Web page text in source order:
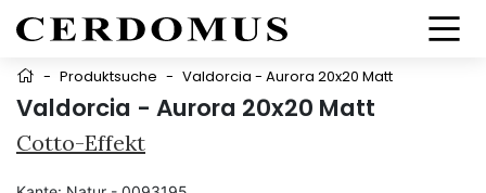
- Produktsuche - Valdorcia - Aurora 20x20 Matt
Valdorcia - Aurora 20x20 Matt
Cotto-Effekt